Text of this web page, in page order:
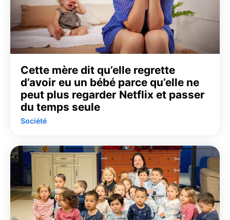
Cette mère dit qu’elle regrette
d’avoir eu un bébé parce qu’elle ne
peut plus regarder Netflix et passer
du temps seule
Société